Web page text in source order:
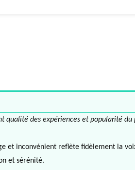
qualité des expériences et popularité du
et inconvénient reflète fidèlement la
et sérénité.